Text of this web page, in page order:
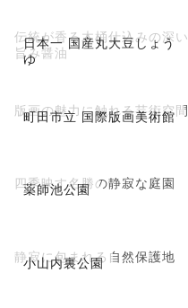
日本一 国産丸大豆しょう
ゆ
伝統が香る木桶仕込みの深い
旨み醤油
町田市立 国際版画美術館
版画の魅力に触れる芸術空間
薬師池公園
四季映す名勝の静寂な庭園
小山内裏公園
静寂に包まれる自然保護地